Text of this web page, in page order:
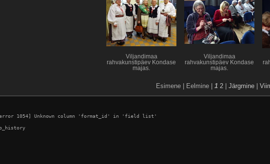
Viljandimaa
rahvakunstipäev Kondase
majas.
Viljandimaa
rahvakunstipäev Kondase
majas.
Esimene | Eelmine | 1 2 Järgmine
1054] Unknown column 'format_id' in 'field list'